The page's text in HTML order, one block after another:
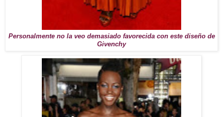
Personalmente no la veo demasiado favorecida con este diseño de
Givenchy